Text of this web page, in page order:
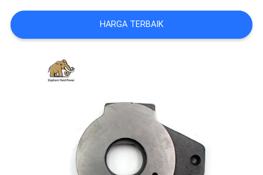
SITEMAP
PRIVACY
POLICY
HARGA TERBAIK